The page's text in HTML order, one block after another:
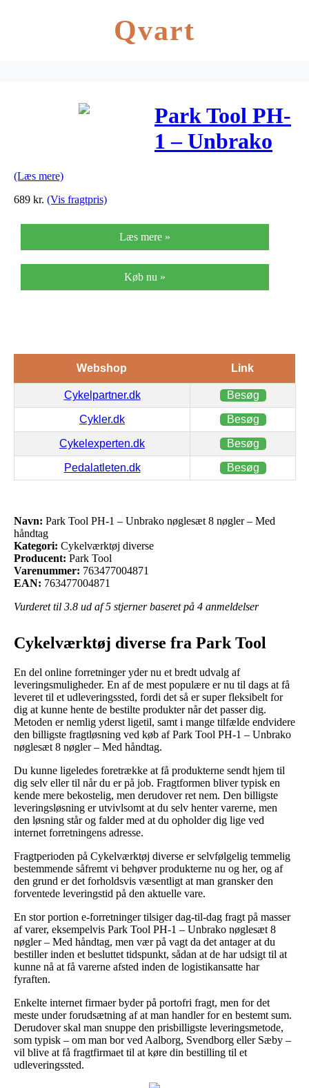
Qvart
Park Tool PH-
1 – Unbrako
håndtag
(Læs mere)
689 kr. (Vis fragtpris)
Læs mere »
Køb nu »
Webshop Link
Cykelpartner.dk Besøg
Cykler.dk Besøg
Cykelexperten.dk Besøg
Pedalatleten.dk Besøg
Navn: Park Tool PH-1 – Unbrako nøglesæt 8 nøgler – Med
håndtag
Kategori: Cykelværktøj diverse
Producent: Park Tool
Varenummer: 763477004871
EAN: 763477004871
Vurderet til 3.8 ud af 5 stjerner baseret på 4 anmeldelser
Cykelværktøj diverse fra Park Tool
En del online forretninger yder nu et bredt udvalg af
leveringsmuligheder. En af de mest populære er nu til dags at få
leveret til et udleveringssted, fordi det så er super fleksibelt for
dig at kunne hente de bestilte produkter når det passer dig.
Metoden er nemlig yderst ligetil, samt i mange tilfælde endvidere
den billigste fragtløsning ved køb af Park Tool PH-1 – Unbrako
nøglesæt 8 nøgler – Med håndtag.
Du kunne ligeledes foretrække at få produkterne sendt hjem til
dig selv eller til når du er på job. Fragtformen bliver typisk en
kende mere bekostelig, men derudover ret nem. Den billigste
leveringsløsning er utvivlsomt at du selv henter varerne, men
den løsning står og falder med at du opholder dig lige ved
internet forretningens adresse.
Fragtperioden på Cykelværktøj diverse er selvfølgelig temmelig
bestemmende såfremt vi behøver produkterne nu og her, og af
den grund er det forholdsvis væsentligt at man gransker den
forventede leveringstid på den aktuelle vare.
En stor portion e-forretninger tilsiger dag-til-dag fragt på masser
af varer, eksempelvis Park Tool PH-1 – Unbrako nøglesæt 8
nøgler – Med håndtag, men vær på vagt da det antager at du
bestiller inden et besluttet tidspunkt, sådan at de har udsigt til at
kunne nå at få varerne afsted inden de logistikansatte har
fyraften.
Enkelte internet firmaer byder på portofri fragt, men for det
meste under forudsætning af at man handler for en bestemt sum.
Derudover skal man snuppe den prisbilligste leveringsmetode,
som typisk – om man bor ved Aalborg, Svendborg eller Sæby –
vil blive at få fragtfirmaet til at køre din bestilling til et
udleveringssted.